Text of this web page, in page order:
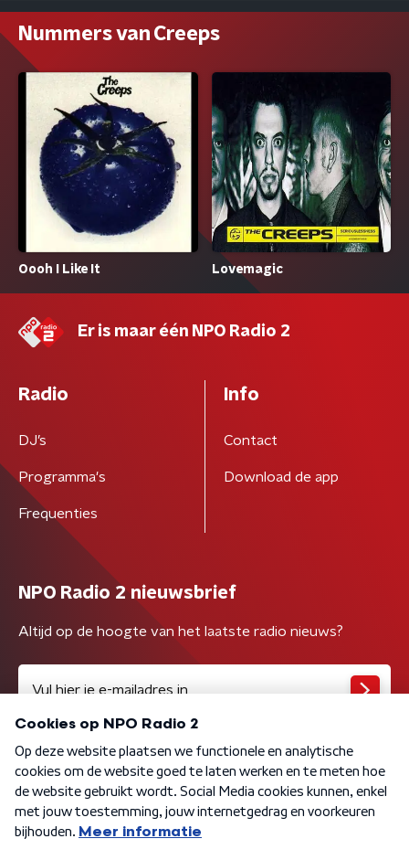
Nummers van Creeps
Oooh I Like It Lovemagic
Er is maar één NPO Radio 2
Radio
DJ’s
Programma's
Frequenties
Info
Contact
Download de app
NPO Radio 2 nieuwsbrief
Altijd op de hoogte van het laatste radio nieuws?
Algemene voorwaarden